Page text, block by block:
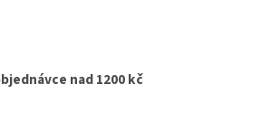
nad 1200 kč